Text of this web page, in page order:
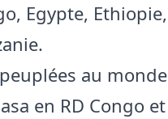
Egypte, Ethiopie,
au monde
en RD Congo et